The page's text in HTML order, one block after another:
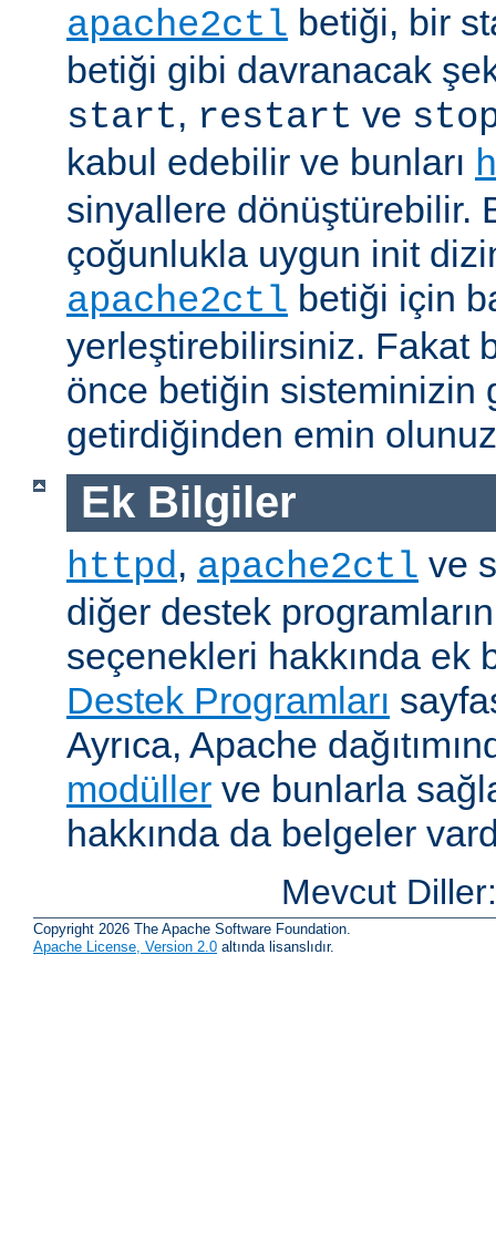
apache2ctl betiği, bir
betiği gibi davranacak
start, restart ve
kabul edebilir ve bunları
sinyallere dönüştürebilir.
çoğunlukla uygun init
apache2ctl betiği için
yerleştirebilirsiniz. Fakat
önce betiğin sisteminizin
getirdiğinden emin
Ek Bilgiler
httpd, apache2ctl ve
diğer destek
seçenekleri hakkında ek
Destek Programları
Ayrıca, Apache
modüller ve bunlarla
hakkında da belgeler
Mevcut
Copyright 2026 The Apache Software Foundation.
Apache License, Version 2.0 altında lisanslıdır.